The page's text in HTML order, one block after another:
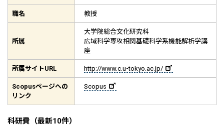
職名 教授
所属
大学院総合文化研究科
広域科学専攻相関基礎科学系機能解析学講
座
所属サイトURL http://www.c.u-tokyo.ac.jp/
Scopusページへの
リンク
Scopus
科研費（最新10件）